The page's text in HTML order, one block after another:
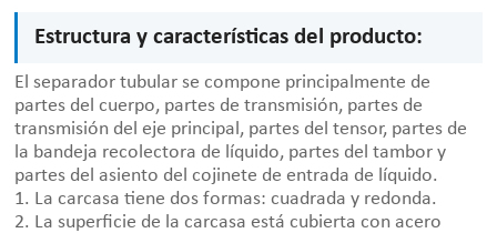
Estructura y características del producto:
El separador tubular se compone principalmente de
partes del cuerpo, partes de transmisión, partes de
transmisión del eje principal, partes del tensor, partes de
la bandeja recolectora de líquido, partes del tambor y
partes del asiento del cojinete de entrada de líquido.
1. La carcasa tiene dos formas: cuadrada y redonda.
2. La superficie de la carcasa está cubierta con acero